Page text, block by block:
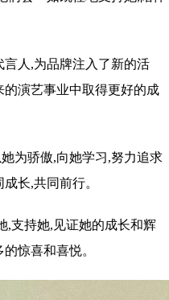
人,为品牌注入了新的活
演艺事业中取得更好的成
为骄傲,向她学习,努力追求
长,共同前行。
,支持她,见证她的成长和辉
惊喜和喜悦。